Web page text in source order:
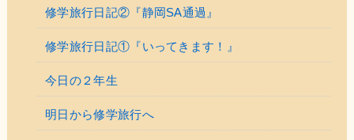
修学旅行日記②『静岡SA通過』
修学旅行日記①『いってきます！』
今日の２年生
明日から修学旅行へ